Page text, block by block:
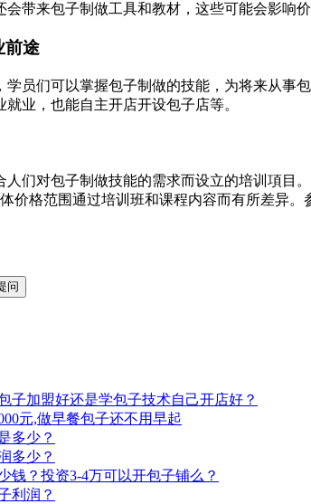
带来包子制做工具和教材，这些可能会影响价
前途
员们可以掌握包子制做的技能，为将来从事
业，也能自主开店开设包子店等。
人们对包子制做技能的需求而设立的培训項
价格范围通过培训班和课程内容而有所差异
子加盟好还是学包子技术自己开店好？
元,做早餐包子还不用早起
多少？
多少？
钱？投资3-4万可以开包子铺么？
利润？